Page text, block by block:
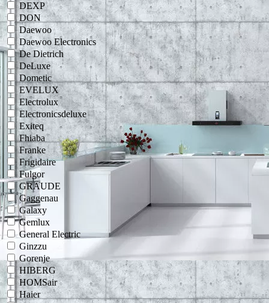
DEXP
DON
Daewoo
Daewoo Electronics
De Dietrich
DeLuxe
Dometic
EVELUX
Electrolux
Electronicsdeluxe
Exiteq
Fhiaba
Franke
Frigidaire
Fulgor
GRAUDE
Gaggenau
Galaxy
Gemlux
General Electric
Ginzzu
Gorenje
HIBERG
HOMSair
Haier